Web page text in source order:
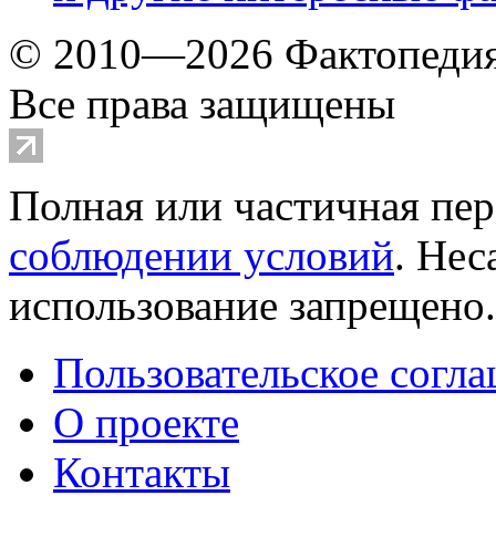
© 2010—2026
Все права защищены
Полная или частичная
соблюдении условий.
использование
Пользовательское
О проекте
Контакты